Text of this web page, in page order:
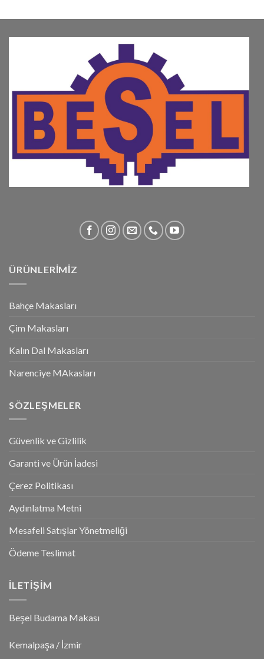
ÜRÜNLERİMİZ
Bahçe Makasları
Çim Makasları
Kalın Dal Makasları
Narenciye MAkasları
SÖZLEŞMELER
Güvenlik ve Gizlilik
Garanti ve Ürün İadesi
Çerez Politikası
Aydınlatma Metni
Mesafeli Satışlar Yönetmeliği
Ödeme Teslimat
İLETİŞİM
Beşel Budama Makası
Kemalpaşa / İzmir